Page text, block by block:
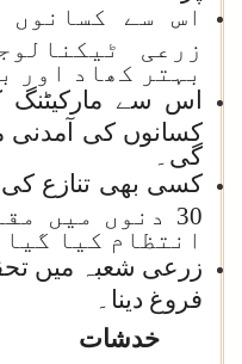
اس سے کسانوں
زرعی
بہتر کھاد اور
اس سے
کسانوں کی آمدنی
گی۔
کسی بھی تنازع کی
30 دنوں میں
انتظام کیا گیا
زرعی شعبہ میں
فروغ دینا۔
خدشات